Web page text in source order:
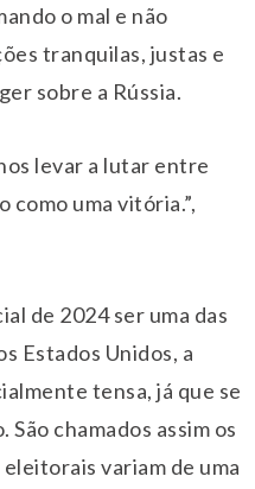
o mal e não
tranquilas, justas e
sobre a Rússia.
levar a lutar entre
como uma vitória.”,
de 2024 ser uma das
Estados Unidos, a
tensa, já que se
chamados assim os
variam de uma